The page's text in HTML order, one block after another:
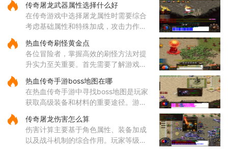
电术是一个核心输出技能，能够对远距
离目标造成高额伤害，因此在技
传奇屠龙武器属性选择什么好
在传奇游戏中选择屠龙属性时需要综合
考虑基础属性和特殊加成，攻击力作为
关注，它能有效提升玩家对战各类敌人
的效率。屠龙武器普遍具备较
热血传奇刷怪黄金点
各位冒险者，掌握高效的刷怪方法对提
升实力至关重要。首先需要了解游戏中
地是经验丰富的玩家经常光顾的场所，
这些地方的怪物刷新频率较高
热血传奇手游boss地图在哪
在热血传奇手游中寻找boss地图是玩家
获取高级装备和材料的重要途径。游戏
要包括矿洞、沃玛寺庙、祖玛寺庙、石
墓等地。矿洞分为不同层次，每层
传奇屠龙伤害怎么算
伤害计算主要基于角色属性、装备加成
以及战斗机制的综合作用。玩家等级和